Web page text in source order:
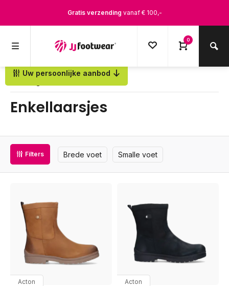
Gratis verzending vanaf € 100,-
0
Uw persoonlijke aanbod
Enkellaarsjes
Brede voet Smalle voet
Filters
Acton Acton